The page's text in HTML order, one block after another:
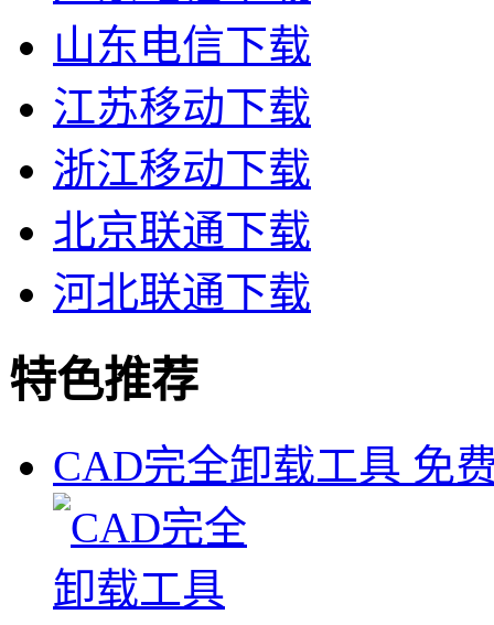
山东电信下载
江苏移动下载
浙江移动下载
北京联通下载
河北联通下载
特色推荐
CAD完全卸载工具 免